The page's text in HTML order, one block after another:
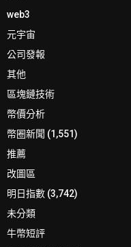
web3
元宇宙
公司發報
其他
區塊鏈技術
幣價分析
幣圈新聞 (1,551)
推薦
改圖區
明日指數 (3,742)
未分類
牛幣短評